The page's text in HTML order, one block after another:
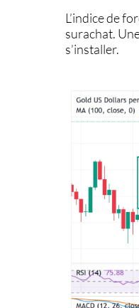
L’indice de
surachat.
s’installer.